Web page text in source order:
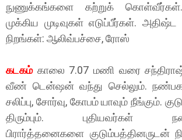
நுணுக்கங்களை கற்றுக்
முக்கிய முடிவுகள் எடுப்பீர்கள்.
நிறங்கள்: ஆலிவ்பச்சை, ரோஸ்
கடகம்காலை 7.07 மணி வரை
வீண் டென்ஷன் வந்து செல்லும்.
சலிப்பு, சோர்வு, கோபம் யாவும் நீங்கும்.
திரும்பும். புதியவர்கள்
பிரார்த்தனைகளை குடும்பத்தினருடன்